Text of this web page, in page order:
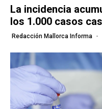
La incidencia
los 1.000 casos
Redacción Mallorca Informa